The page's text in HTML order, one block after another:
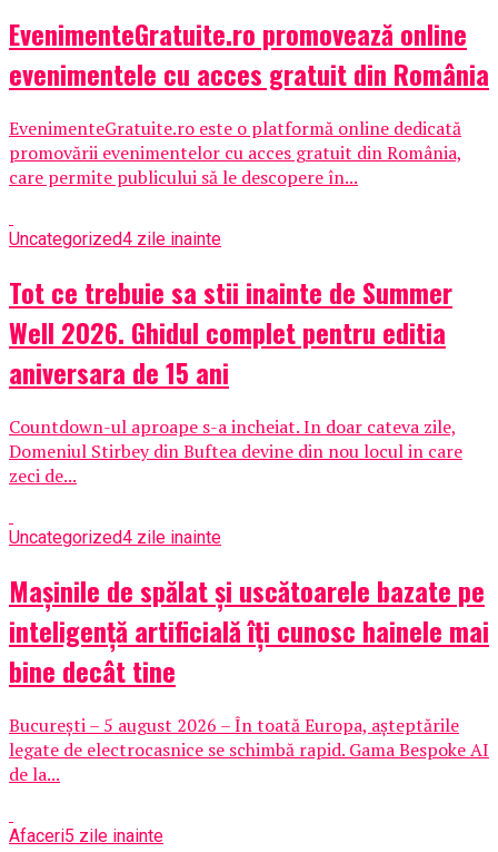
EvenimenteGratuite.ro promovează online
evenimentele cu acces gratuit din România
EvenimenteGratuite.ro este o platformă online dedicată
promovării evenimentelor cu acces gratuit din România,
care permite publicului să le descopere în...
Uncategorized4 zile inainte
Tot ce trebuie sa stii inainte de Summer
Well 2026. Ghidul complet pentru editia
aniversara de 15 ani
Countdown-ul aproape s-a incheiat. In doar cateva zile,
Domeniul Stirbey din Buftea devine din nou locul in care
zeci de...
Uncategorized4 zile inainte
Mașinile de spălat și uscătoarele bazate pe
inteligență artificială îți cunosc hainele mai
bine decât tine
București – 5 august 2026 – În toată Europa, așteptările
legate de electrocasnice se schimbă rapid. Gama Bespoke AI
de la...
Afaceri5 zile inainte